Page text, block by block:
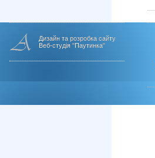
Дизайн та розробка сайту
Веб-студія "Паутинка"